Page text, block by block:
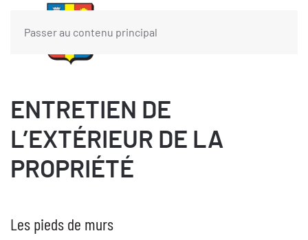
Passer au contenu principal
ENTRETIEN DE
L’EXTÉRIEUR DE LA
PROPRIÉTÉ
Les pieds de murs